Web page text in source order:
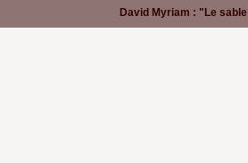
David Myriam : "Le